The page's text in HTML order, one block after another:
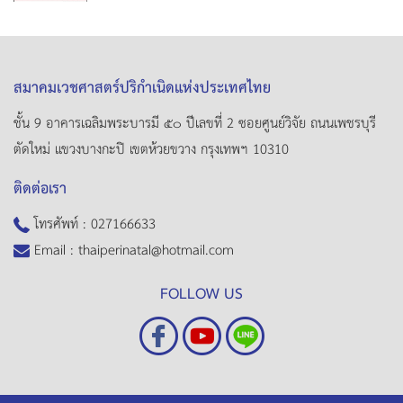
สมาคมเวชศาสตร์ปริกำเนิดแห่งประเทศไทย
ชั้น 9 อาคารเฉลิมพระบารมี ๕๐ ปีเลขที่ 2 ซอยศูนย์วิจัย ถนนเพชรบุรี
ตัดใหม่ แขวงบางกะปิ เขตห้วยขวาง กรุงเทพฯ 10310
ติดต่อเรา
โทรศัพท์ : 027166633
Email : thaiperinatal@hotmail.com
FOLLOW US